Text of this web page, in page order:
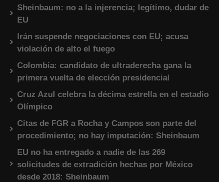
Sheinbaum: no a la injerencia; legítimo, dudar de
EU
Irán suspende negociaciones con EU; acusa
violación de alto el fuego
Colombia: candidato de ultraderecha gana la
primera vuelta de elección presidencial
Cruz Azul celebra la décima estrella en el estadio
Olímpico
Citas de FGR a Rocha y Campos son parte del
procedimiento; no hay imputación: Sheinbaum
EU no ha entregado a nadie de las 269
solicitudes de extradición hechas por México
desde 2018: Sheinbaum